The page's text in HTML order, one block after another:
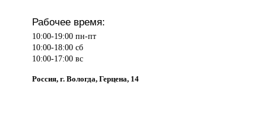
Рабочее время:
10:00-19:00 пн-пт
10:00-18:00 сб
10:00-17:00 вс
Россия, г. Вологда, Герцена, 14